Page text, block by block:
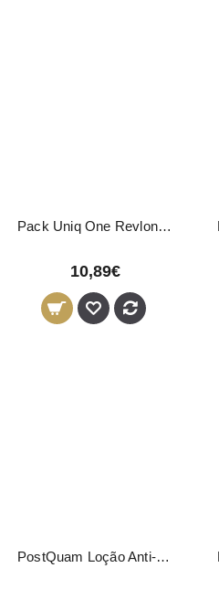
Pack Uniq One Revlon Uniq One 150ml + Máscara 300ml
10,89€
PostQuam Loção Anti-Oleosidade 200ml